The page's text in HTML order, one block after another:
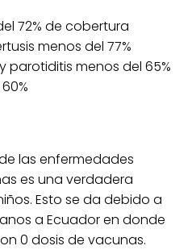
72% de cobertura
menos del 77%
parotiditis menos del 65%
las enfermedades
es una verdadera
Esto se da debido a
a Ecuador en donde
0 dosis de vacunas.